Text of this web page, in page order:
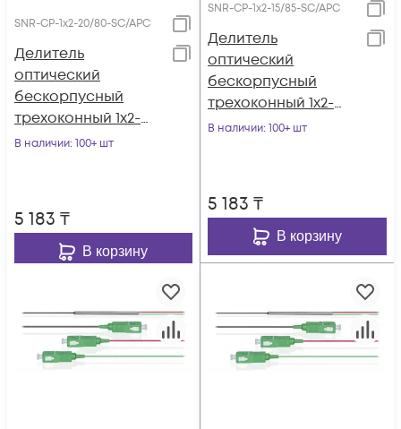
SNR-CP-1x2-20/80-SC/APC
Делитель
оптический
бескорпусный
трехоконный 1х2-
20/80 SC/APC
В наличии: 100+ шт
5 183 ₸
В корзину
SNR-CP-1x2-15/85-SC/APC
Делитель
оптический
бескорпусный
трехоконный 1х2-
15/85 SC/APC
В наличии: 100+ шт
5 183 ₸
В корзину